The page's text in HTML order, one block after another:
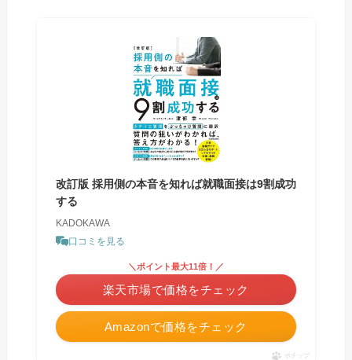
改訂版 採用側の本音を知れば就職面接は9割成功
する
KADOKAWA
口コミを見る
Amazonで価格をチェック
＼ポイント最大11倍！／
楽天市場で価格をチェック
ポチップ